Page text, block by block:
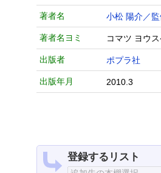
著者名 小松 陽介／
著者名ヨミ コマツ ヨウス
出版者 ポプラ社
出版年月 2010.3
登録するリスト